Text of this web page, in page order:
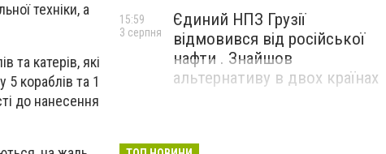
техніки, а
та катерів, які
кораблів та 1
до нанесення
Єдиний НПЗ Грузії
відмовився від російської
нафти . Знайшов
альтернативу в двох країнах
15:59
3 серпня